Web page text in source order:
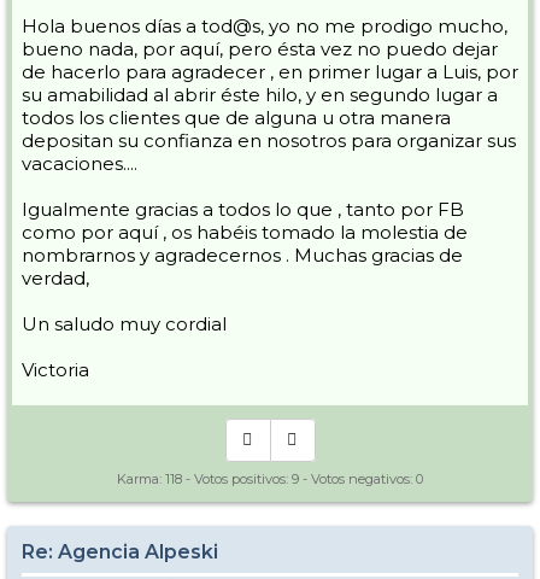
Hola buenos días a tod@s, yo no me prodigo mucho,
bueno nada, por aquí, pero ésta vez no puedo dejar
de hacerlo para agradecer , en primer lugar a Luis, por
su amabilidad al abrir éste hilo, y en segundo lugar a
todos los clientes que de alguna u otra manera
depositan su confianza en nosotros para organizar sus
vacaciones....
Igualmente gracias a todos lo que , tanto por FB
como por aquí , os habéis tomado la molestia de
nombrarnos y agradecernos . Muchas gracias de
verdad,
Un saludo muy cordial
Victoria
Karma: 118 - Votos positivos: 9 - Votos negativos: 0
Re: Agencia Alpeski